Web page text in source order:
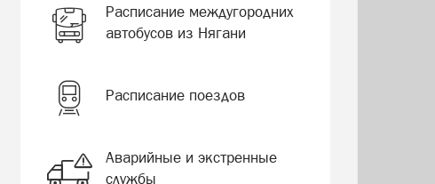
Расписание междугородних
автобусов из Нягани
Расписание поездов
Аварийные и экстренные
службы